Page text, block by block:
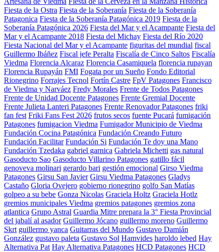
Fiesta de la Ostra Fiesta de la Soberanía Fiesta de la Soberanía
Patagonica Fiesta de la Soberanía Patagónica 2019 Fiesta de la
Soberanía Patagónica 2026 Fiesta del Mar y el Acampante Fiesta del
Mar y el Acampante 2018 Fiesta del Michay Fiesta del Río 2020
Fiesta Nacional del Mar y el Acampante figuritas del mundial fiscal
Guillermo Ibáñez Fiscal jefe Peralta Fiscalía de Cinco Saltos Fiscalía
Viedma Florencia Alcaraz Florencia Casamiquela florencia rupayan
Florencia Rupayán FMI Fogata por un Sueño Fondo Editorial
Rionegrino Forrajes Tecnol Fortín Castre FpV Patagones Francisco
de Viedma y Narváez Fredy Morales Frente de Todos Patagones
Frente de Unidad Docente Patagones Frente Gremial Docente
Frente Julieta Lanteri Patagones Frente Renovador Patagones friki
fan fest Friki Fans Fest 2026 frutos secos fuente Pucará fumigación
Patagones fumigacion Viedma Fumigador Municipio de Viedma
Fundación Cocina Patagónica Fundación Creando Futuro
Fundación Facilitar Fundación Si Fundación Te doy una Mano
Fundación Tzedaka gabriel garnica Gabriela Michetti gas natural
Gasoducto Sao Gasoducto Villarino Patagones gatillo fácil
genoveva molinari gerardo bari gestión emocional Girso Viedma
Patagones Girsu San Javier Girsu Viedma Patagones Gladys
Castaño Gloria Ovejero gobierno rionegrino golfo San Matías
golpeo a su bebe Gonza Nicolas Graciela Holtz Graciela Hotlz
gremios municipales Viedma gremios patagones gremios zona
atlantica Grupo Astral Guardia Mitre prepara la 3° Fiesta Provincial
del jabalí al asador Guillermo Jócano guillermo moreno Guillermo
Skrt guillermo yanca Guitarras del Mundo Gustavo Damián
González gustavo paleta Gustavo Sol Hamvides haroldo lebed Hay
Alternativa Pat Hay Alternativa Patagones HCD Patagones HCD